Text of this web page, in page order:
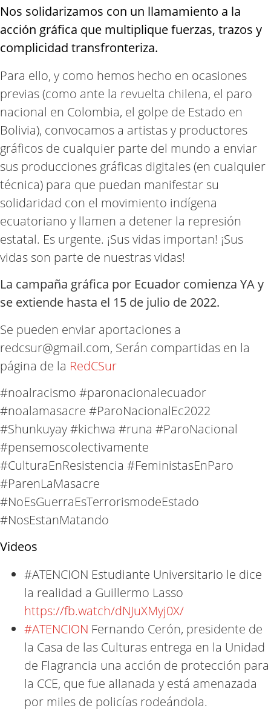
Nos solidarizamos con un llamamiento a la
acción gráfica que multiplique fuerzas, trazos y
complicidad transfronteriza.
Para ello, y como hemos hecho en ocasiones
previas (como ante la revuelta chilena, el paro
nacional en Colombia, el golpe de Estado en
Bolivia), convocamos a artistas y productores
gráficos de cualquier parte del mundo a enviar
sus producciones gráficas digitales (en cualquier
técnica) para que puedan manifestar su
solidaridad con el movimiento indígena
ecuatoriano y llamen a detener la represión
estatal. Es urgente. ¡Sus vidas importan! ¡Sus
vidas son parte de nuestras vidas!
La campaña gráfica por Ecuador comienza YA y
se extiende hasta el 15 de julio de 2022.
Se pueden enviar aportaciones a
redcsur@gmail.com, Serán compartidas en la
página de la RedCSur
#noalracismo #paronacionalecuador
#noalamasacre #ParoNacionalEc2022
#Shunkuyay #kichwa #runa #ParoNacional
#pensemoscolectivamente
#CulturaEnResistencia #FeministasEnParo
#ParenLaMasacre
#NoEsGuerraEsTerrorismodeEstado
#NosEstanMatando
Videos
#ATENCION Estudiante Universitario le dice
la realidad a Guillermo Lasso
https://fb.watch/dNJuXMyj0X/
#ATENCION Fernando Cerón, presidente de
la Casa de las Culturas entrega en la Unidad
de Flagrancia una acción de protección para
la CCE, que fue allanada y está amenazada
por miles de policías rodeándola.